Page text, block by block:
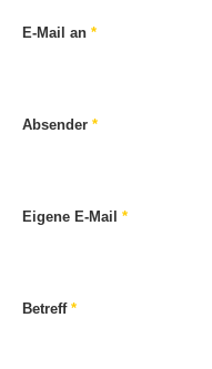
E-Mail an *
Absender *
Eigene E-Mail *
Betreff*